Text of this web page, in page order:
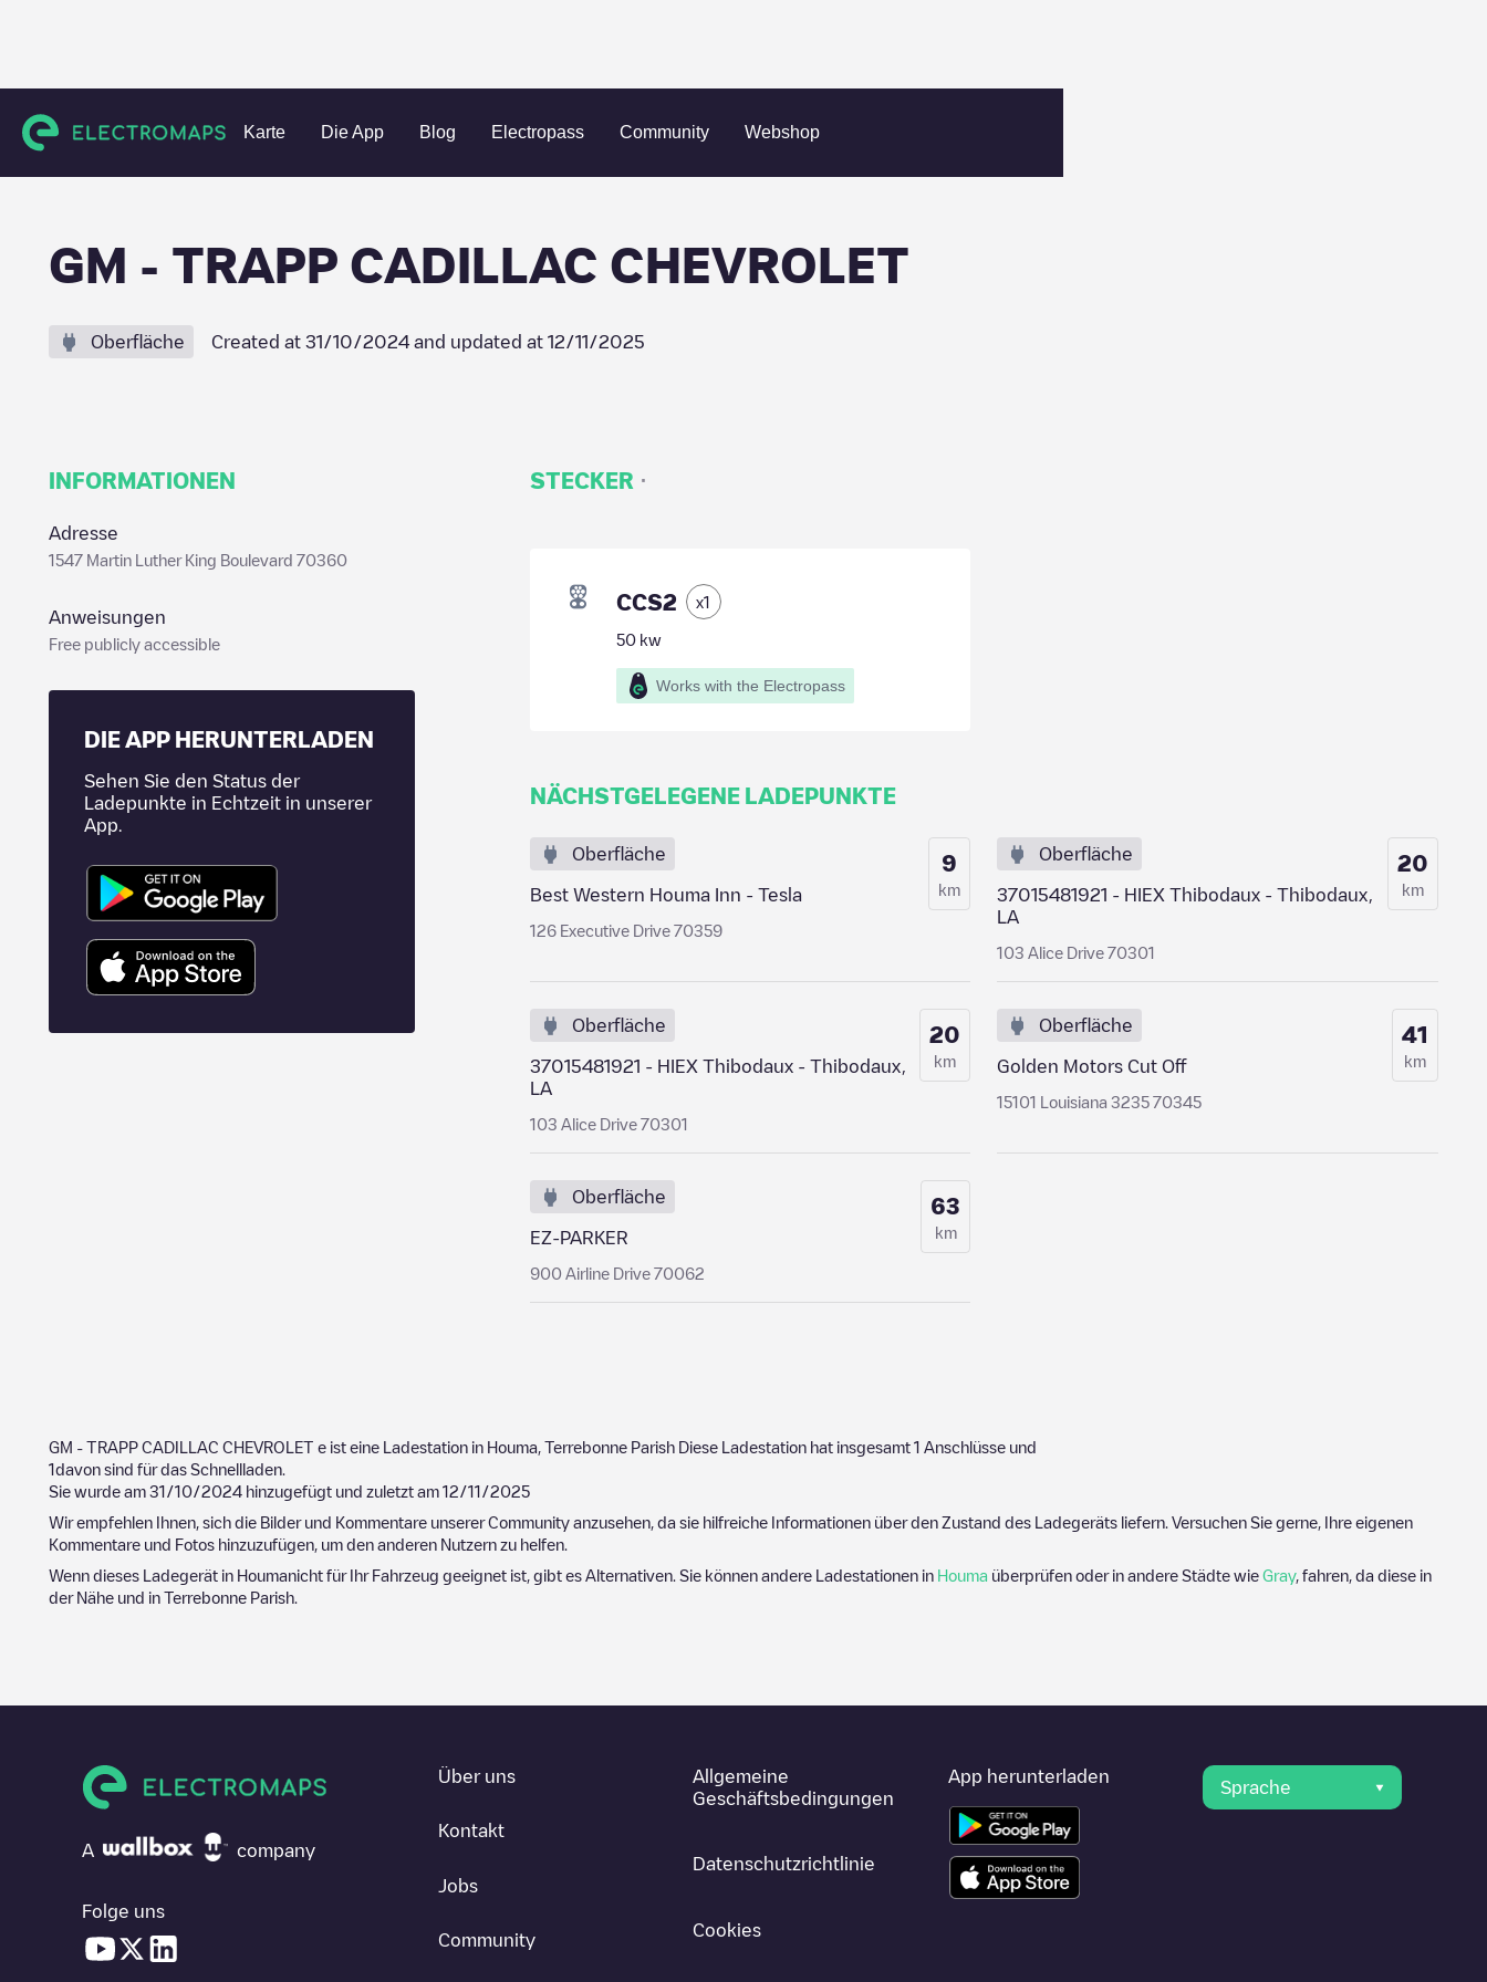
Karte Die App Blog Electropass Community Webshop
Charging stations Vereinigte Staaten Terrebonne Parish Houma GM - TRAPP CADILLAC CHEVROLET
GM - TRAPP CADILLAC CHEVROLET
Oberfläche Created at 31/10/2024 and updated at 12/11/2025
INFORMATIONEN
Adresse
1547 Martin Luther King Boulevard 70360
Anweisungen
Free publicly accessible
DIE APP HERUNTERLADEN
Sehen Sie den Status der
Ladepunkte in Echtzeit in unserer
App.
STECKER ·
CCS2 x1
50kw
Works with the Electropass
NÄCHSTGELEGENE LADEPUNKTE
Oberfläche
Best Western Houma Inn - Tesla
126 Executive Drive 70359
9
km
Oberfläche
37015481921 - HIEX Thibodaux - Thibodaux,
LA
103 Alice Drive 70301
20
km
Oberfläche
37015481921 - HIEX Thibodaux - Thibodaux,
LA
103 Alice Drive 70301
20
km
Oberfläche
Golden Motors Cut Off
15101 Louisiana 3235 70345
41
km
Oberfläche
EZ-PARKER
900 Airline Drive 70062
63
km
GM - TRAPP CADILLAC CHEVROLET e ist eine Ladestation in Houma Terrebonne Parish Diese Ladestation hat insgesamt 1 Anschlüsse und
1 davon sind für das Schnellladen.
Sie wurde am 31/10/2024 hinzugefügt und zuletzt am 12/11/2025
Wir empfehlen Ihnen, sich die Bilder und Kommentare unserer Community anzusehen, da sie hilfreiche Informationen über den Zustand des Ladegeräts liefern. Versuchen Sie gerne, Ihre eigenen
Kommentare und Fotos hinzuzufügen, um den anderen Nutzern zu helfen.
Wenn dieses Ladegerät in Houmanicht für Ihr Fahrzeug geeignet ist, gibt es Alternativen. Sie können andere Ladestationen in Houma überprüfen oder in andere Städte wie Gray, fahren, da diese in
der Nähe und in Terrebonne Parish
A company
Folge uns
Über uns
Kontakt
Jobs
Community
Allgemeine
Geschäftsbedingungen
Datenschutzrichtlinie
Cookies
App herunterladen
Sprache